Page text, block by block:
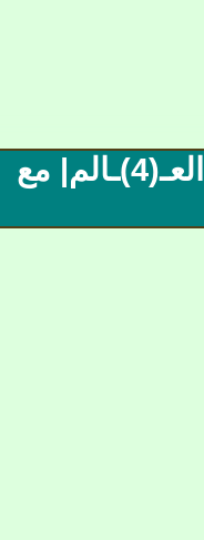
مل(706)ـحق أسود الأطلس-رابع العـ(4)ـالم| مع